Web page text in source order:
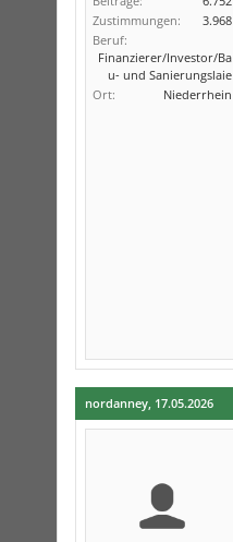
Zustimmungen:
3.968
Beruf:
Finanzierer/Investor/Ba
u- und Sanierungslaie
Ort:
Niederrhein
nordanney, 17.05.2026